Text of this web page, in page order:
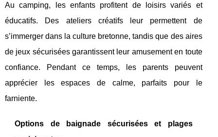
Au camping, les enfants profitent de loisirs variés et
éducatifs. Des ateliers créatifs leur permettent de
s’immerger dans la culture bretonne, tandis que des aires
de jeux sécurisées garantissent leur amusement en toute
confiance. Pendant ce temps, les parents peuvent
apprécier les espaces de calme, parfaits pour le
farniente.
Options de baignade sécurisées et plages